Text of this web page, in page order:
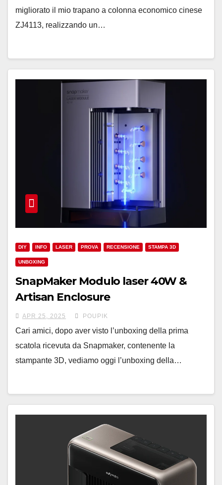
migliorato il mio trapano a colonna economico cinese
ZJ4113, realizzando un…
DIY INFO LASER PROVA RECENSIONE STAMPA 3D
UNBOXING
SnapMaker Modulo laser 40W &
Artisan Enclosure
APR 25, 2025 POUPIK
Cari amici, dopo aver visto l’unboxing della prima
scatola ricevuta da Snapmaker, contenente la
stampante 3D, vediamo oggi l’unboxing della…